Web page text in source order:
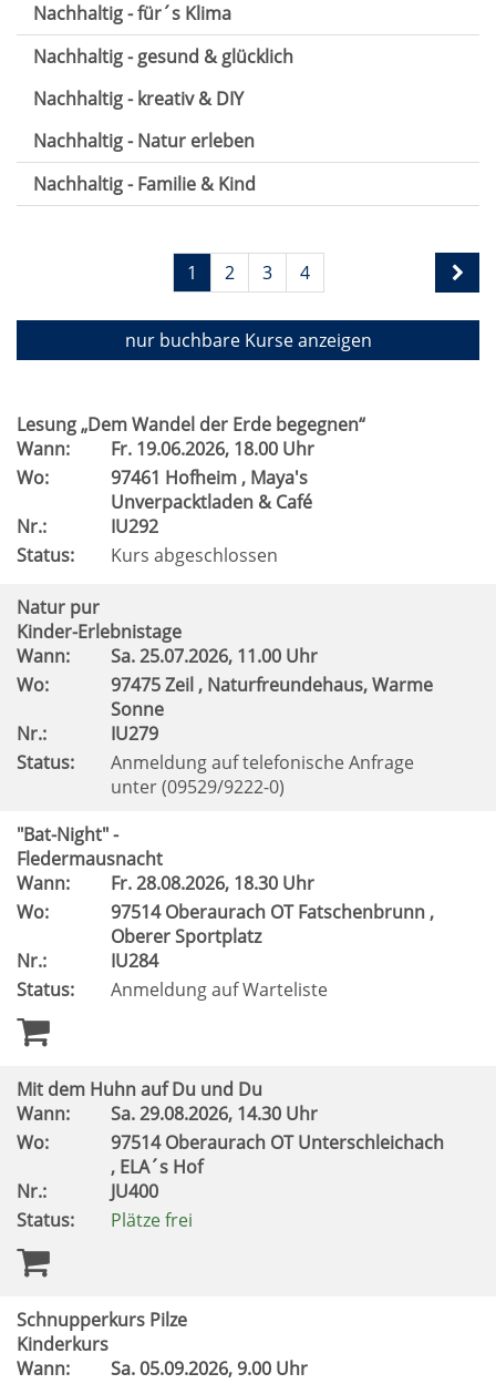
Nachhaltig - für´s Klima
Nachhaltig - gesund & glücklich
Nachhaltig - kreativ & DIY
Nachhaltig - Natur erleben
Nachhaltig - Familie & Kind
1 2 3 4
nur buchbareKurse anzeigen
Lesung „Dem Wandel der Erde begegnen“
Wann:
Fr. 19.06.2026, 18.00 Uhr
Wo:
97461 Hofheim , Maya's
Unverpacktladen & Café
Nr.:
IU292
Status:
Kurs abgeschlossen
Natur pur
Kinder-Erlebnistage
Wann:
Sa.25.07.2026, 11.00 Uhr
Wo:
97475 Zeil , Naturfreundehaus, Warme
Sonne
Nr.:
IU279
Status:
Anmeldung auf telefonische Anfrage
unter (09529/9222-0)
"Bat-Night" -
Fledermausnacht
Wann:
Fr.28.08.2026, 18.30 Uhr
Wo:
97514 Oberaurach OT Fatschenbrunn ,
Oberer Sportplatz
Nr.:
IU284
Status:
Anmeldung auf Warteliste
Mit dem Huhn auf Du und Du
Wann:
Sa.29.08.2026, 14.30 Uhr
Wo:
97514 Oberaurach OT Unterschleichach
, ELA´s Hof
Nr.:
JU400
Status:
Plätze frei
Schnupperkurs Pilze
Kinderkurs
Wann:
Sa.05.09.2026, 9.00 Uhr